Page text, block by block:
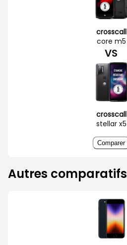
crosscall
core m5
VS
crosscall
stellar x5
Comparer
Autres comparatifs